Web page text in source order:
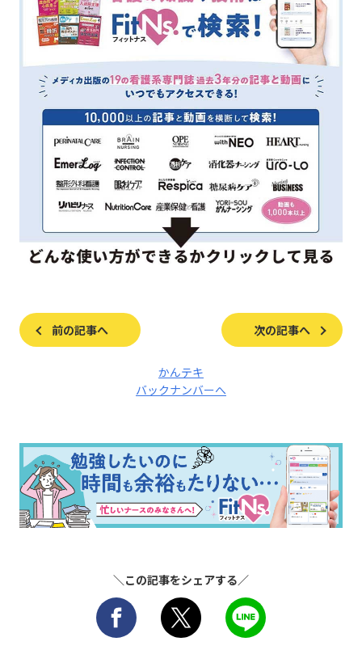
前の記事へ 次の記事へ
かんテキ
バックナンバーへ
＼この記事をシェアする／